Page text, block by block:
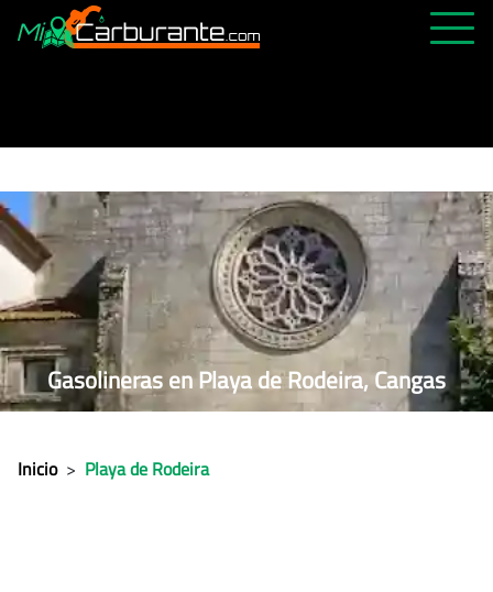
ABIERTAS 24H
ÚLTIMAS MATRÍCULAS
FAVORITAS
Gasolineras en Playa de Rodeira, Cangas
Inicio > Playa de Rodeira